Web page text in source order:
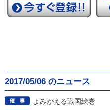
2017/05/06 のニュース
よみがえる戦国絵巻